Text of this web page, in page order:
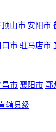
顶山市 安阳市
口市 驻马店市
昌市 襄阳市 鄂
辖县级